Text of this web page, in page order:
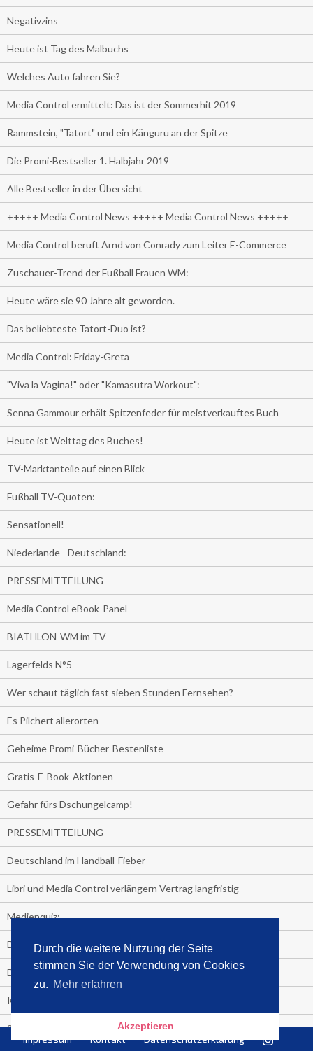
Durch die weitere Nutzung der Seite
stimmen Sie der Verwendung von Cookies
zu. Mehr erfahren
Akzeptieren
Negativzins
Heute ist Tag des Malbuchs
Welches Auto fahren Sie?
Media Control ermittelt: Das ist der Sommerhit 2019
Rammstein, "Tatort" und ein Känguru an der Spitze
Die Promi-Bestseller 1. Halbjahr 2019
Alle Bestseller in der Übersicht
+++++ Media Control News +++++ Media Control News +++++
Media Control beruft Arnd von Conrady zum Leiter E-Commerce
Zuschauer-Trend der Fußball Frauen WM:
Heute wäre sie 90 Jahre alt geworden.
Das beliebteste Tatort-Duo ist?
Media Control: Friday-Greta
"Viva la Vagina!" oder "Kamasutra Workout":
Senna Gammour erhält Spitzenfeder für meistverkauftes Buch
Heute ist Welttag des Buches!
TV-Marktanteile auf einen Blick
Fußball TV-Quoten:
Sensationell!
Niederlande - Deutschland:
PRESSEMITTEILUNG
Media Control eBook-Panel
BIATHLON-WM im TV
Lagerfelds N°5
Wer schaut täglich fast sieben Stunden Fernsehen?
Es Pilchert allerorten
Geheime Promi-Bücher-Bestenliste
Gratis-E-Book-Aktionen
Gefahr fürs Dschungelcamp!
PRESSEMITTEILUNG
Deutschland im Handball-Fieber
Libri und Media Control verlängern Vertrag langfristig
Medienquiz:
Deutschlands Jahrescharts 2018
Die TV-Quotenkönige 2018
KNV und Media Control verlängern vorzeitig Zusammenarbeit
STRENG VERTRAULICH
Impressum Kontakt Datenschutzerklärung